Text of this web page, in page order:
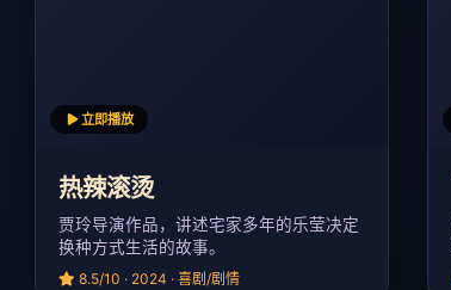
立即播放
热辣滚烫
贾玲导演作品，讲述宅家多年的乐莹决定
换种方式生活的故事。
8.5/10 · 2024 · 喜剧/剧情